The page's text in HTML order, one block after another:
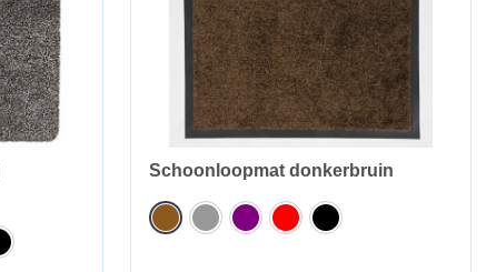
Schoonloopmat donkerbruin